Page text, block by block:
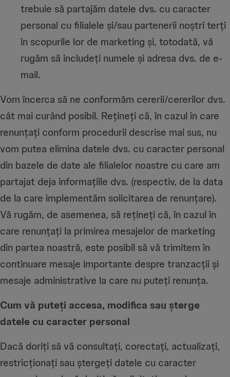
trebuie să partajăm datele dvs. cu caracter
personal cu filialele și/sau partenerii noștri terți
în scopurile lor de marketing și, totodată, vă
rugăm să includeți numele și adresa dvs. de e-
mail.
Vom încerca să ne conformăm cererii/cererilor dvs.
cât mai curând posibil. Rețineți că, în cazul în care
renunțați conform procedurii descrise mai sus, nu
vom putea elimina datele dvs. cu caracter personal
din bazele de date ale filialelor noastre cu care am
partajat deja informațiile dvs. (respectiv, de la data
de la care implementăm solicitarea de renunțare).
Vă rugăm, de asemenea, să rețineți că, în cazul în
care renunțați la primirea mesajelor de marketing
din partea noastră, este posibil să vă trimitem în
continuare mesaje importante despre tranzacții și
mesaje administrative la care nu puteți renunța.
Cum vă puteți accesa, modifica sau șterge
datele cu caracter personal
Dacă doriți să vă consultați, corectați, actualizați,
restricționați sau ștergeți datele cu caracter